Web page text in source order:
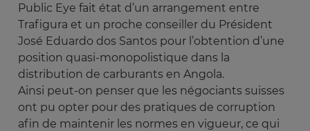
Public Eye fait état d’un arrangement entre
Trafigura et un proche conseiller du Président
José Eduardo dos Santos pour l’obtention d’une
position quasi-monopolistique dans la
distribution de carburants en Angola.
Ainsi peut-on penser que les négociants suisses
ont pu opter pour des pratiques de corruption
afin de maintenir les normes en vigueur, ce qui